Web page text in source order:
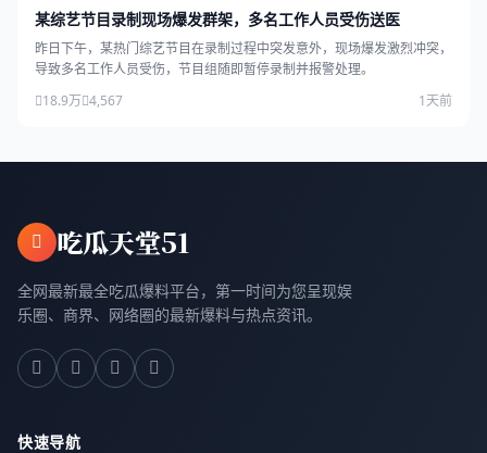
某综艺节目录制现场爆发群架，多名工作人员受伤送医
昨日下午，某热门综艺节目在录制过程中突发意外，现场爆发激烈冲突，
导致多名工作人员受伤，节目组随即暂停录制并报警处理。
18.9万 4,567 1天前
吃瓜天堂51
全网最新最全吃瓜爆料平台，第一时间为您呈现娱
乐圈、商界、网络圈的最新爆料与热点资讯。
快速导航